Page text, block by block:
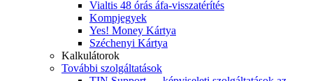
Vialtis 48 órás áfa-visszatérítés
Kompjegyek
Yes! Money Kártya
Széchenyi Kártya
Kalkulátorok
További szolgáltatások